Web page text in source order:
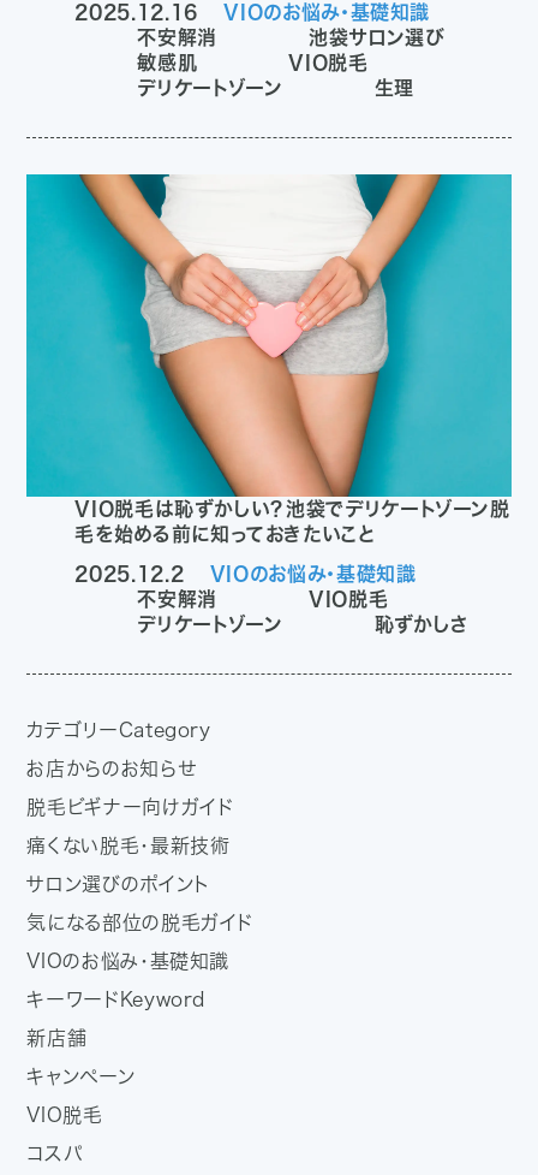
2025.12.16
VIOのお悩み・基礎知識
不安解消
池袋サロン選び
敏感肌
VIO脱毛
デリケートゾーン
生理
VIO脱毛は恥ずかしい？池袋でデリケートゾーン脱
毛を始める前に知っておきたいこと
2025.12.2
VIOのお悩み・基礎知識
不安解消
VIO脱毛
デリケートゾーン
恥ずかしさ
カテゴリーCategory
お店からのお知らせ
脱毛ビギナー向けガイド
痛くない脱毛・最新技術
サロン選びのポイント
気になる部位の脱毛ガイド
VIOのお悩み・基礎知識
キーワード Keyword
新店舗
キャンペーン
VIO脱毛
コスパ